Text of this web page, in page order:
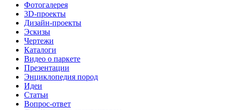
Фотогалерея
3D-проекты
Дизайн-проекты
Эскизы
Чертежи
Каталоги
Видео о паркете
Презентации
Энциклопедия пород
Идеи
Статьи
Вопрос-ответ